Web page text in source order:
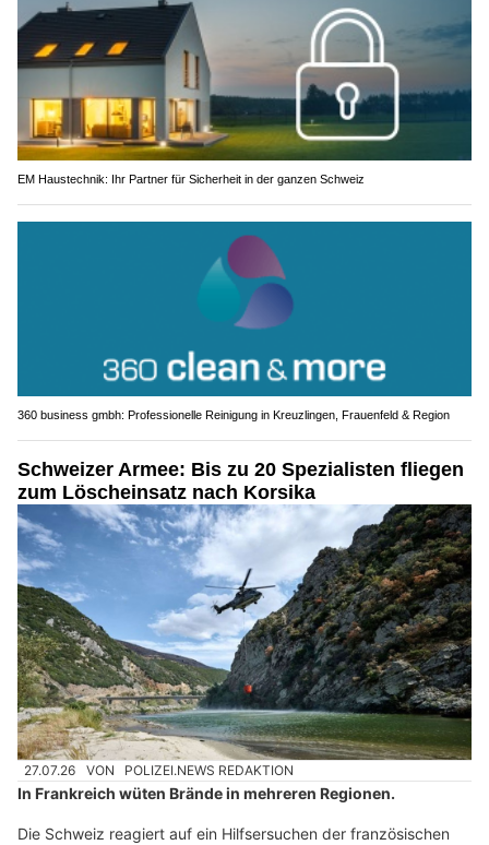
EM Haustechnik: Ihr Partner für Sicherheit in der ganzen Schweiz
360 business gmbh: Professionelle Reinigung in Kreuzlingen, Frauenfeld & Region
Schweizer Armee: Bis zu 20 Spezialisten fliegen
zum Löscheinsatz nach Korsika
27.07.26 VON POLIZEI.NEWS REDAKTION
In Frankreich wüten Brände in mehreren Regionen.
Die Schweiz reagiert auf ein Hilfsersuchen der französischen